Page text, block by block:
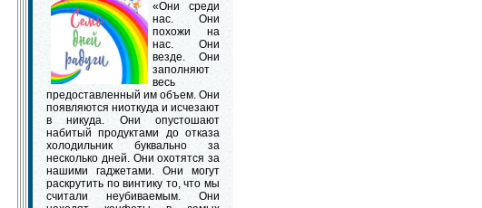
«Они среди
нас. Они
похожи на
нас. Они
везде. Они
заполняют
весь
предоставленный им объем. Они
появляются ниоткуда и исчезают
в никуда. Они опустошают
набитый продуктами до отказа
холодильник буквально за
несколько дней. Они охотятся за
нашими гаджетами. Они могут
раскрутить по винтику то, что мы
считали неубиваемым. Они